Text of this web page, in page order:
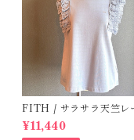
FITH / サラサラ天竺レースT
シャツ (BL) / 145・155
¥11,440